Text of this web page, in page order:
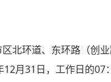
北环道、东环路（创
月31日，工作日的07